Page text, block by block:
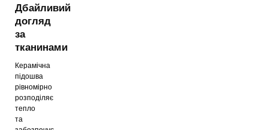
Дбайливий
догляд
за
тканинами
Керамічна
підошва
рівномірно
розподіляє
тепло
та